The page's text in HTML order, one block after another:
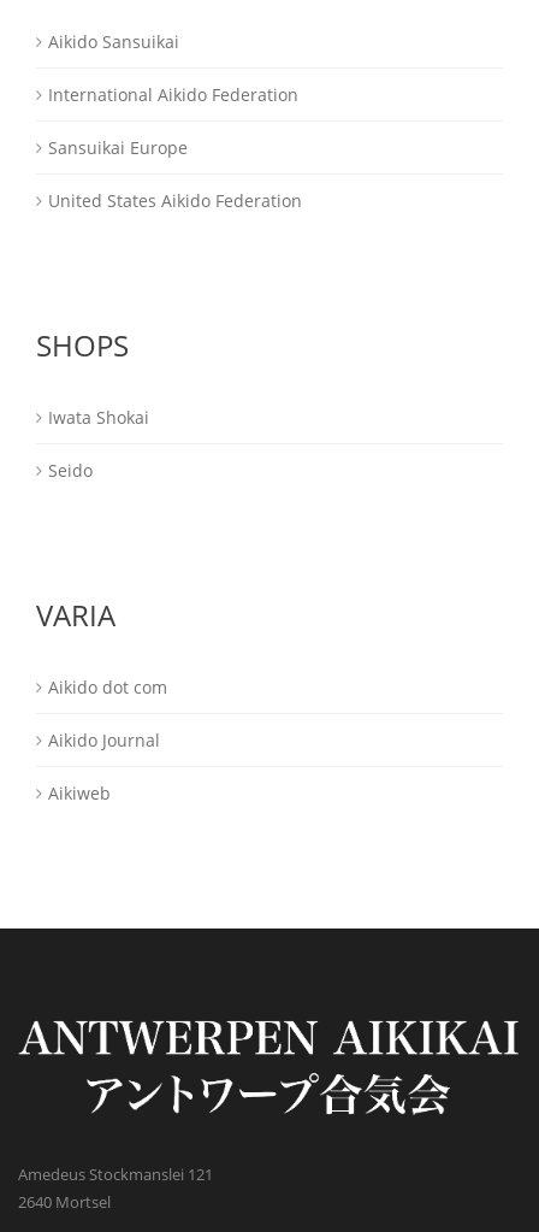
Aikido Sansuikai
International Aikido Federation
Sansuikai Europe
United States Aikido Federation
SHOPS
Iwata Shokai
Seido
VARIA
Aikido dot com
Aikido Journal
Aikiweb
Amedeus Stockmanslei 121
2640 Mortsel